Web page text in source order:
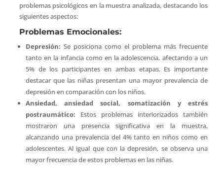
problemas psicológicos en la muestra analizada, destacando los
siguientes aspectos:
Problemas Emocionales:
Depresión: Se posiciona como el problema más frecuente
tanto en la infancia como en la adolescencia, afectando a un
5% de los participantes en ambas etapas. Es importante
destacar que las niñas presentan una mayor prevalencia de
depresión en comparación con los niños.
Ansiedad, ansiedad social, somatización y estrés
postraumático: Estos problemas interiorizados también
mostraron una presencia significativa en la muestra,
alcanzando una prevalencia del 4% tanto en niños como en
adolescentes. Al igual que con la depresión, se observa una
mayor frecuencia de estos problemas en las niñas.